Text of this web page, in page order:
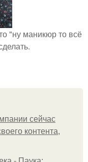
"ну маникюр то всё
сейчас
контента,